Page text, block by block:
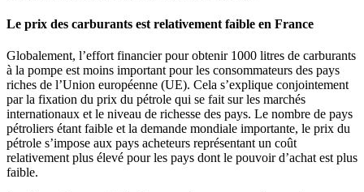
Le prix des carburants est relativement faible en France
Globalement, l’effort financier pour obtenir 1000 litres de carburants
à la pompe est moins important pour les consommateurs des pays
riches de l’Union européenne (UE). Cela s’explique conjointement
par la fixation du prix du pétrole qui se fait sur les marchés
internationaux et le niveau de richesse des pays. Le nombre de pays
pétroliers étant faible et la demande mondiale importante, le prix du
pétrole s’impose aux pays acheteurs représentant un coût
relativement plus élevé pour les pays dont le pouvoir d’achat est plus
faible.